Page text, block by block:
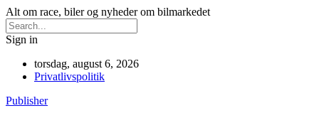
Alt om race, biler og nyheder om bilmarkedet
Sign in
torsdag, august 6, 2026
Privatlivspolitik
Publisher